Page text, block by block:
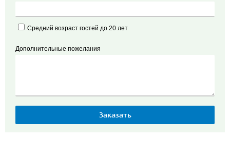
Средний возраст гостей до 20 лет
Дополнительные пожелания